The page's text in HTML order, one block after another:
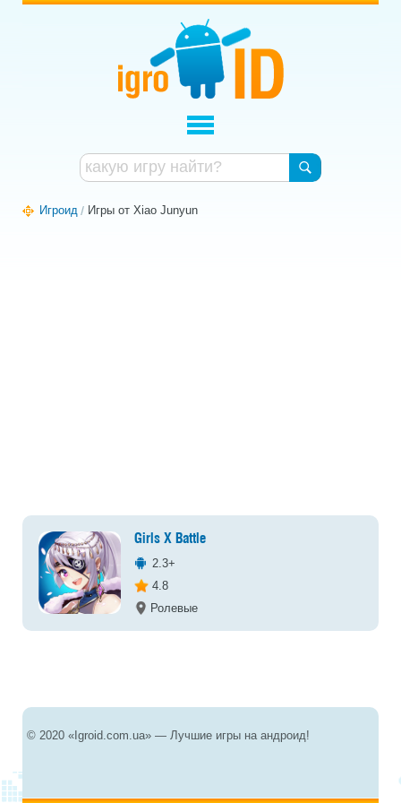
Игроид Игры от Xiao Junyun
Girls X Battle
2.3+
4.8
Ролевые
© 2020 «Igroid.com.ua» — Лучшие игры на андроид!